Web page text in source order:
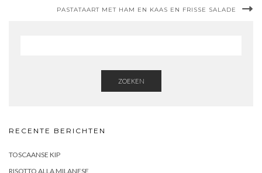
PASTATAART MET HAM EN KAAS EN FRISSE SALADE
ZOEKEN
RECENTE BERICHTEN
TOSCAANSE KIP
RISOTTO ALLA MILANESE